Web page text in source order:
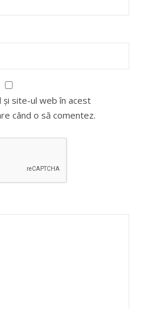
și site-ul web în acest
când o să comentez.